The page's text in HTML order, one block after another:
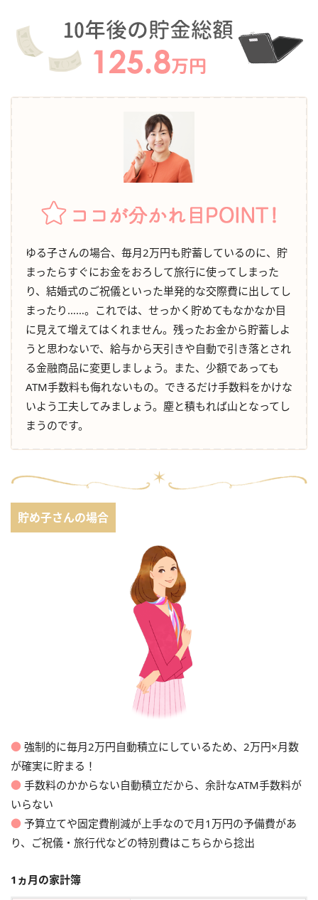
ゆる子さんの場合、毎月2万円も貯蓄しているのに、貯
まったらすぐにお金をおろして旅行に使ってしまった
り、結婚式のご祝儀といった単発的な交際費に出してし
まったり……。これでは、せっかく貯めてもなかなか目
に見えて増えてはくれません。残ったお金から貯蓄しよ
うと思わないで、給与から天引きや自動で引き落とされ
る金融商品に変更しましょう。また、少額であっても
ATM手数料も侮れないもの。できるだけ手数料をかけな
いよう工夫してみましょう。塵と積もれば山となってし
まうのです。
貯め子さんの場合
● 強制的に毎月2万円自動積立にしているため、2万円×月数
が確実に貯まる！
● 手数料のかからない自動積立だから、余計なATM手数料が
いらない
● 予算立てや固定費削減が上手なので月1万円の予備費があ
り、ご祝儀・旅行代などの特別費はこちらから捻出
1ヵ月の家計簿